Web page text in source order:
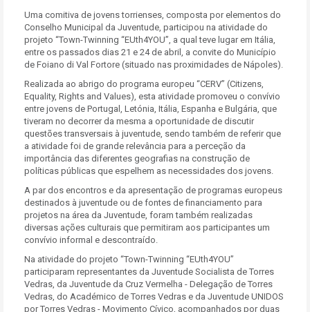
Uma comitiva de jovens torrienses, composta por elementos do
Conselho Municipal da Juventude, participou na atividade do
projeto “Town-Twinning “EUth4YOU”, a qual teve lugar em Itália,
entre os passados dias 21 e 24 de abril, a convite do Município
de Foiano di Val Fortore (situado nas proximidades de Nápoles).
Realizada ao abrigo do programa europeu “CERV” (Citizens,
Equality, Rights and Values), esta atividade promoveu o convívio
entre jovens de Portugal, Letónia, Itália, Espanha e Bulgária, que
tiveram no decorrer da mesma a oportunidade de discutir
questões transversais à juventude, sendo também de referir que
a atividade foi de grande relevância para a perceção da
importância das diferentes geografias na construção de
políticas públicas que espelhem as necessidades dos jovens.
A par dos encontros e da apresentação de programas europeus
destinados à juventude ou de fontes de financiamento para
projetos na área da Juventude, foram também realizadas
diversas ações culturais que permitiram aos participantes um
convívio informal e descontraído.
Na atividade do projeto “Town-Twinning “EUth4YOU”
participaram representantes da Juventude Socialista de Torres
Vedras, da Juventude da Cruz Vermelha - Delegação de Torres
Vedras, do Académico de Torres Vedras e da Juventude UNIDOS
por Torres Vedras - Movimento Cívico, acompanhados por duas